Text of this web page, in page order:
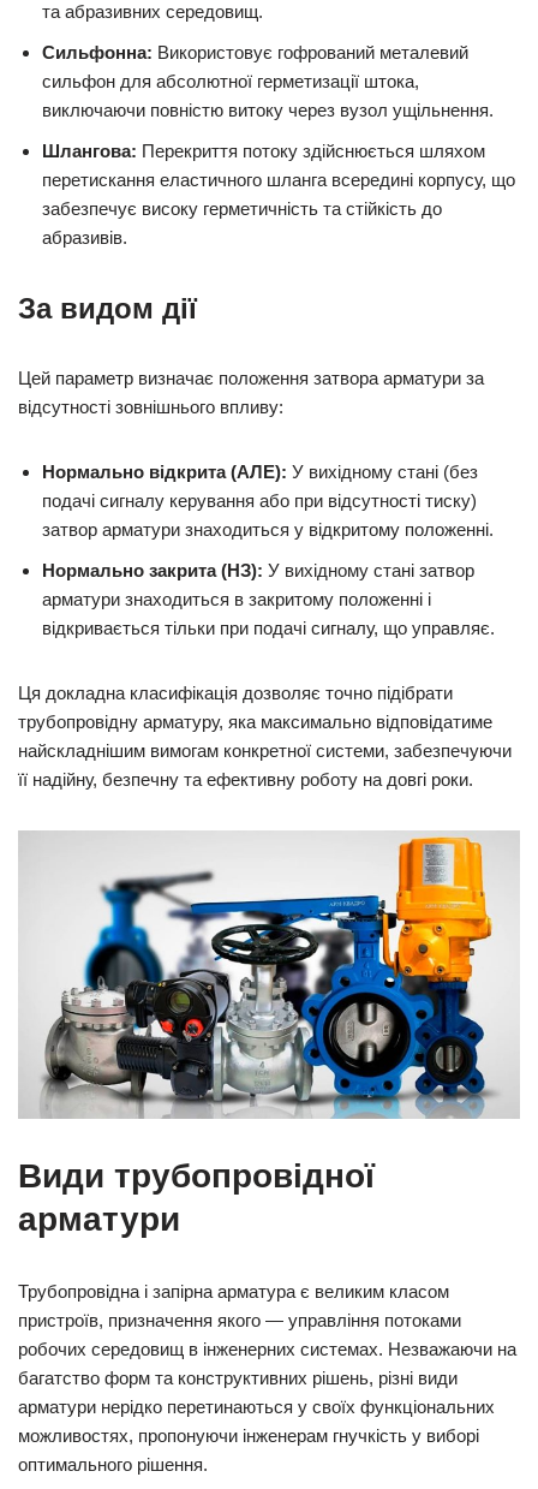
та абразивних середовищ.
Сильфонна: Використовує гофрований металевий
сильфон для абсолютної герметизації штока,
виключаючи повністю витоку через вузол ущільнення.
Шлангова: Перекриття потоку здійснюється шляхом
перетискання еластичного шланга всередині корпусу, що
забезпечує високу герметичність та стійкість до
абразивів.
За видом дії
Цей параметр визначає положення затвора арматури за
відсутності зовнішнього впливу:
Нормально відкрита (АЛЕ): У вихідному стані (без
подачі сигналу керування або при відсутності тиску)
затвор арматури знаходиться у відкритому положенні.
Нормально закрита (НЗ): У вихідному стані затвор
арматури знаходиться в закритому положенні і
відкривається тільки при подачі сигналу, що управляє.
Ця докладна класифікація дозволяє точно підібрати
трубопровідну арматуру, яка максимально відповідатиме
найскладнішим вимогам конкретної системи, забезпечуючи
її надійну, безпечну та ефективну роботу на довгі роки.
Види трубопровідної
арматури
Трубопровідна і запірна арматура є великим класом
пристроїв, призначення якого — управління потоками
робочих середовищ в інженерних системах. Незважаючи на
багатство форм та конструктивних рішень, різні види
арматури нерідко перетинаються у своїх функціональних
можливостях, пропонуючи інженерам гнучкість у виборі
оптимального рішення.